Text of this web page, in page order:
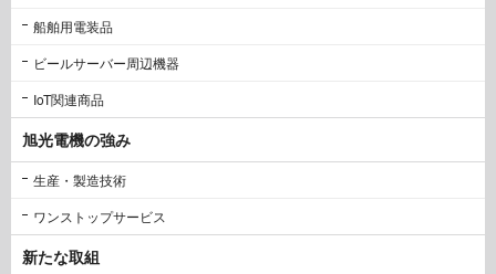
船舶用電装品
ビールサーバー周辺機器
IoT関連商品
旭光電機の強み
生産・製造技術
ワンストップサービス
新たな取組